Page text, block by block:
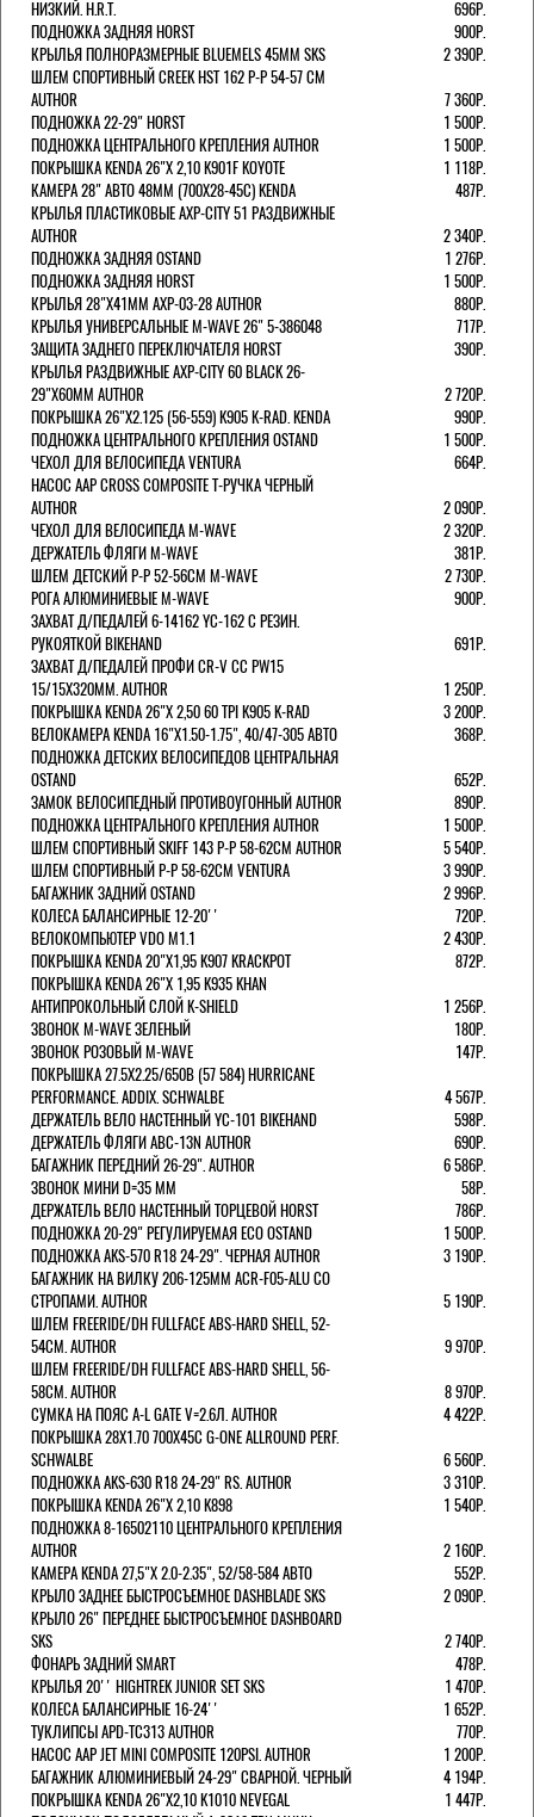
НИЗКИЙ. H.R.T.
696Р.
ПОДНОЖКА ЗАДНЯЯ HORST
900Р.
КРЫЛЬЯ ПОЛНОРАЗМЕРНЫЕ BLUEMELS 45MM SKS
2 390Р.
ШЛЕМ СПОРТИВНЫЙ CREEK HST 162 Р-Р 54-57 СМ
AUTHOR
7 360Р.
ПОДНОЖКА 22-29" HORST
1 500Р.
ПОДНОЖКА ЦЕНТРАЛЬНОГО КРЕПЛЕНИЯ AUTHOR
1 500Р.
ПОКРЫШКА KENDA 26"Х 2,10 K901F KOYOTE
1 118Р.
КАМЕРА 28" АВТО 48ММ (700Х28-45С) KENDA
487Р.
КРЫЛЬЯ ПЛАСТИКОВЫЕ AXP-CITY 51 РАЗДВИЖНЫЕ
AUTHOR
2 340Р.
ПОДНОЖКА ЗАДНЯЯ OSTAND
1 276Р.
ПОДНОЖКА ЗАДНЯЯ HORST
1 500Р.
КРЫЛЬЯ 28"Х41ММ AXP-03-28 AUTHOR
880Р.
КРЫЛЬЯ УНИВЕРСАЛЬНЫЕ M-WAVE 26" 5-386048
717Р.
ЗАЩИТА ЗАДНЕГО ПЕРЕКЛЮЧАТЕЛЯ HORST
390Р.
КРЫЛЬЯ РАЗДВИЖНЫЕ AXP-CITY 60 BLACK 26-
29"Х60ММ AUTHOR
2 720Р.
ПОКРЫШКА 26"Х2.125 (56-559) K905 K-RAD. KENDA
990Р.
ПОДНОЖКА ЦЕНТРАЛЬНОГО КРЕПЛЕНИЯ OSTAND
1 500Р.
ЧЕХОЛ ДЛЯ ВЕЛОСИПЕДА VENTURA
664Р.
НАСОС AAP CROSS COMPOSITE Т-РУЧКА ЧЕРНЫЙ
AUTHOR
2 090Р.
ЧЕХОЛ ДЛЯ ВЕЛОСИПЕДА M-WAVE
2 320Р.
ДЕРЖАТЕЛЬ ФЛЯГИ M-WAVE
381Р.
ШЛЕМ ДЕТСКИЙ Р-Р 52-56СМ M-WAVE
2 730Р.
РОГА АЛЮМИНИЕВЫЕ M-WAVE
900Р.
ЗАХВАТ Д/ПЕДАЛЕЙ 6-14162 YC-162 С РЕЗИН.
РУКОЯТКОЙ BIKEHAND
691Р.
ЗАХВАТ Д/ПЕДАЛЕЙ ПРОФИ CR-V CC PW15
15/15X320ММ. AUTHOR
1 250Р.
ПОКРЫШКА KENDA 26"Х 2,50 60 TPI K905 K-RAD
3 200Р.
ВЕЛОКАМЕРА KENDA 16"Х1.50-1.75", 40/47-305 АВТО
368Р.
ПОДНОЖКА ДЕТСКИХ ВЕЛОСИПЕДОВ ЦЕНТРАЛЬНАЯ
OSTAND
652Р.
ЗАМОК ВЕЛОСИПЕДНЫЙ ПРОТИВОУГОННЫЙ AUTHOR
890Р.
ПОДНОЖКА ЦЕНТРАЛЬНОГО КРЕПЛЕНИЯ AUTHOR
1 500Р.
ШЛЕМ СПОРТИВНЫЙ SKIFF 143 Р-Р 58-62СМ AUTHOR
5 540Р.
ШЛЕМ СПОРТИВНЫЙ Р-Р 58-62СМ VENTURA
3 990Р.
БАГАЖНИК ЗАДНИЙ OSTAND
2 996Р.
КОЛЕСА БАЛАНСИРНЫЕ 12-20''
720Р.
ВЕЛОКОМПЬЮТЕР VDO M1.1
2 430Р.
ПОКРЫШКА KENDA 20"Х1,95 K907 KRACKPOT
872Р.
ПОКРЫШКА KENDA 26"Х 1,95 K935 KHAN
АНТИПРОКОЛЬНЫЙ СЛОЙ K-SHIELD
1 256Р.
ЗВОНОК M-WAVE ЗЕЛЕНЫЙ
180Р.
ЗВОНОК РОЗОВЫЙ M-WAVE
147Р.
ПОКРЫШКА 27.5X2.25/650B (57 584) HURRICANE
PERFORMANCE. ADDIX. SCHWALBE
4 567Р.
ДЕРЖАТЕЛЬ ВЕЛО НАСТЕННЫЙ YC-101 BIKEHAND
598Р.
ДЕРЖАТЕЛЬ ФЛЯГИ ABC-13N AUTHOR
690Р.
БАГАЖНИК ПЕРЕДНИЙ 26-29". AUTHOR
6 586Р.
ЗВОНОК МИНИ D=35 ММ
58Р.
ДЕРЖАТЕЛЬ ВЕЛО НАСТЕННЫЙ ТОРЦЕВОЙ HORST
786Р.
ПОДНОЖКА 20-29" РЕГУЛИРУЕМАЯ ECO OSTAND
1 500Р.
ПОДНОЖКА AKS-570 R18 24-29". ЧЕРНАЯ AUTHOR
3 190Р.
БАГАЖНИК НА ВИЛКУ 206-125ММ ACR-F05-ALU СО
СТРОПАМИ. AUTHOR
5 190Р.
ШЛЕМ FREERIDE/DH FULLFACE ABS-HARD SHELL, 52-
54СМ. AUTHOR
9 970Р.
ШЛЕМ FREERIDE/DH FULLFACE ABS-HARD SHELL, 56-
58СМ. AUTHOR
8 970Р.
СУМКА НА ПОЯС A-L GATE V=2.6Л. AUTHOR
4 422Р.
ПОКРЫШКА 28X1.70 700X45C G-ONE ALLROUND PERF.
SCHWALBE
6 560Р.
ПОДНОЖКА AKS-630 R18 24-29" RS. AUTHOR
3 310Р.
ПОКРЫШКА KENDA 26"Х 2,10 K898
1 540Р.
ПОДНОЖКА 8-16502110 ЦЕНТРАЛЬНОГО КРЕПЛЕНИЯ
AUTHOR
2 160Р.
КАМЕРА KENDA 27,5"Х 2.0-2.35", 52/58-584 АВТО
552Р.
КРЫЛО ЗАДНЕЕ БЫСТРОСЪЕМНОЕ DASHBLADE SKS
2 090Р.
КРЫЛО 26" ПЕРЕДНЕЕ БЫСТРОСЪЕМНОЕ DASHBOARD
SKS
2 740Р.
ФОНАРЬ ЗАДНИЙ SMART
478Р.
КРЫЛЬЯ 20'' HIGHTREK JUNIOR SET SKS
1 470Р.
КОЛЕСА БАЛАНСИРНЫЕ 16-24''
1 652Р.
ТУКЛИПСЫ APD-TC313 AUTHOR
770Р.
НАСОС AAP JET MINI COMPOSITE 120PSI. AUTHOR
1 200Р.
БАГАЖНИК АЛЮМИНИЕВЫЙ 24-29" СВАРНОЙ. ЧЕРНЫЙ
4 194Р.
ПОКРЫШКА KENDA 26"Х2,10 K1010 NEVEGAL
1 447Р.